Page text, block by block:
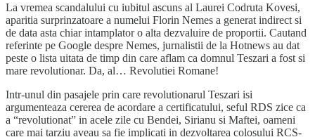
La vremea scandalului cu iubitul ascuns al Laurei Codruta Kovesi,
aparitia surprinzatoare a numelui Florin Nemes a generat indirect si
de data asta chiar intamplator o alta dezvaluire de proportii. Cautand
referinte pe Google despre Nemes, jurnalistii de la Hotnews au dat
peste o lista uitata de timp din care aflam ca domnul Teszari a fost si
mare revolutionar. Da, al… Revolutiei Romane!
Intr-unul din pasajele prin care revolutionarul Teszari isi
argumenteaza cererea de acordare a certificatului, seful RDS zice ca
a “revolutionat” in acele zile cu Bendei, Sirianu si Maftei, oameni
care mai tarziu aveau sa fie implicati in dezvoltarea colosului RCS-